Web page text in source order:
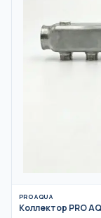
PRO AQUA
Коллектор PRO